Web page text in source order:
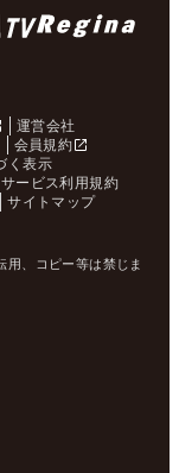
運営会社
会員規約
く表示
ービス利用規約
サイトマップ
用、コピー等は禁じま